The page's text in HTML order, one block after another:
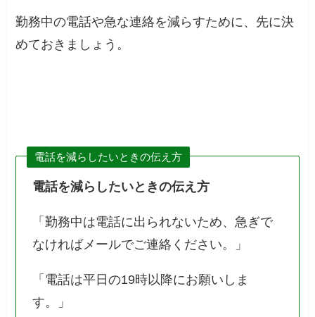
勤務中の電話や急な連絡を減らすために、先に決
めておきましょう。
電話を減らしたいときの伝え方
電話を減らしたいときの伝え方
「勤務中は電話に出られないため、急ぎで
なければメールでご連絡ください。」
「電話は平日の19時以降にお願いしま
す。」